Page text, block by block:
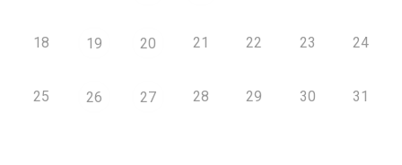
18 19 20 21 22 23 24
25 26 27 28 29 30 31